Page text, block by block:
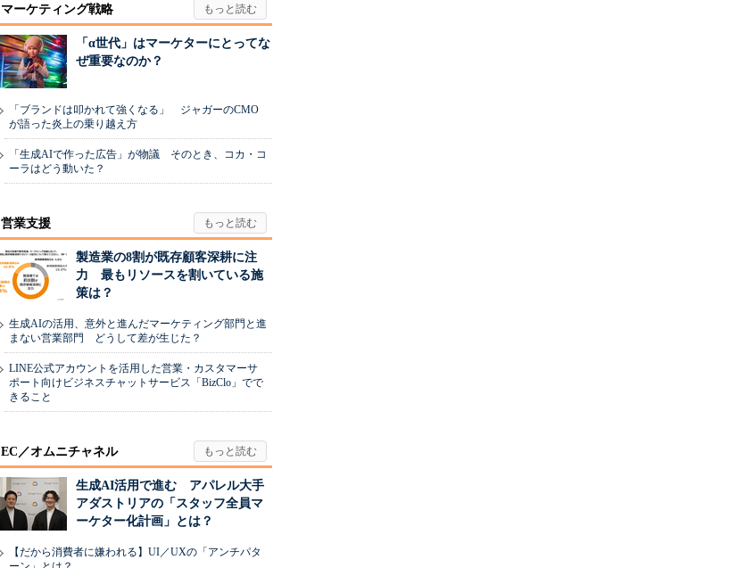
マーケティング戦略
「α世代」はマーケターにとってな
ぜ重要なのか？
「ブランドは叩かれて強くなる」 ジャガーのCMO
が語った炎上の乗り越え方
「生成AIで作った広告」が物議 そのとき、コカ・コ
ーラはどう動いた？
営業支援
製造業の8割が既存顧客深耕に注
力 最もリソースを割いている施
策は？
生成AIの活用、意外と進んだマーケティング部門と進
まない営業部門 どうして差が生じた？
LINE公式アカウントを活用した営業・カスタマーサ
ポート向けビジネスチャットサービス「BizClo」でで
きること
EC／オムニチャネル
生成AI活用で進む アパレル大手
アダストリアの「スタッフ全員マ
ーケター化計画」とは？
【だから消費者に嫌われる】UI／UXの「アンチパタ